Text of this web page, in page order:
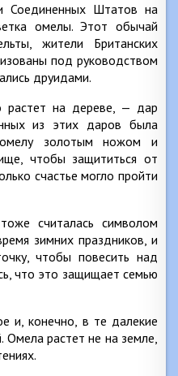
Соединенных Штатов на
омелы. Этот обычай
жители Британских
под руководством
друидами.
растет на дереве, — дар
из этих даров была
золотым ножом и
чтобы защититься от
счастье могло пройти
считалась символом
зимних праздников, и
чтобы повесить над
что это защищает семью
и, конечно, в те далекие
Омела растет не на земле,